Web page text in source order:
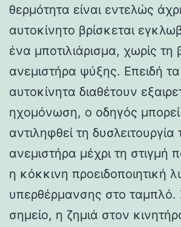
θερμότητα είναι εντελώς
αυτοκίνητο βρίσκεται
ένα μποτιλιάρισμα, χωρίς τη
ανεμιστήρα ψύξης. Επειδή
αυτοκίνητα διαθέτουν
ηχομόνωση, ο οδηγός
αντιληφθεί τη δυσλειτουργία
ανεμιστήρα μέχρι τη στιγμή
η κόκκινη προειδοποιητική
υπερθέρμανσης στο ταμπλό.
σημείο, η ζημιά στον